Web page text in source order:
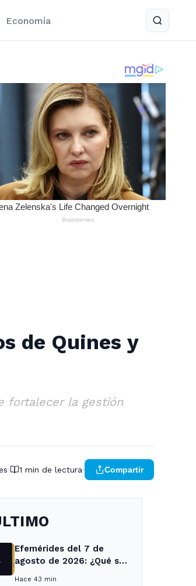
Economía
de Quines y
fortalecer la gestión
1 min de lectura Compartir
Efemérides del 7 de
agosto de 2026: ¿Qué se
Hace 43 min